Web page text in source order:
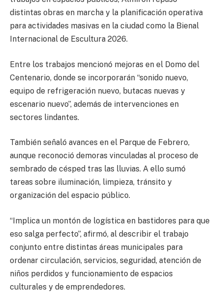
distintas obras en marcha y la planificación operativa
para actividades masivas en la ciudad como la Bienal
Internacional de Escultura 2026.
Entre los trabajos mencionó mejoras en el Domo del
Centenario, donde se incorporarán “sonido nuevo,
equipo de refrigeración nuevo, butacas nuevas y
escenario nuevo”, además de intervenciones en
sectores lindantes.
También señaló avances en el Parque de Febrero,
aunque reconoció demoras vinculadas al proceso de
sembrado de césped tras las lluvias. A ello sumó
tareas sobre iluminación, limpieza, tránsito y
organización del espacio público.
“Implica un montón de logística en bastidores para que
eso salga perfecto”, afirmó, al describir el trabajo
conjunto entre distintas áreas municipales para
ordenar circulación, servicios, seguridad, atención de
niños perdidos y funcionamiento de espacios
culturales y de emprendedores.